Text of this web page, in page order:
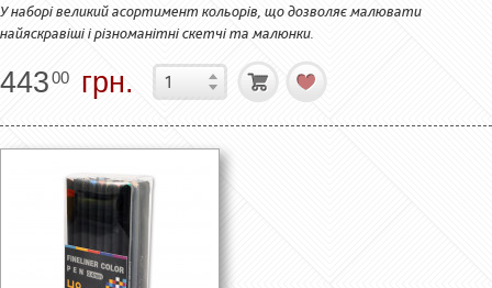
У наборі великий асортимент кольорів, що дозволяє малювати
найяскравіші і різноманітні скетчі та малюнки.
44300 грн.